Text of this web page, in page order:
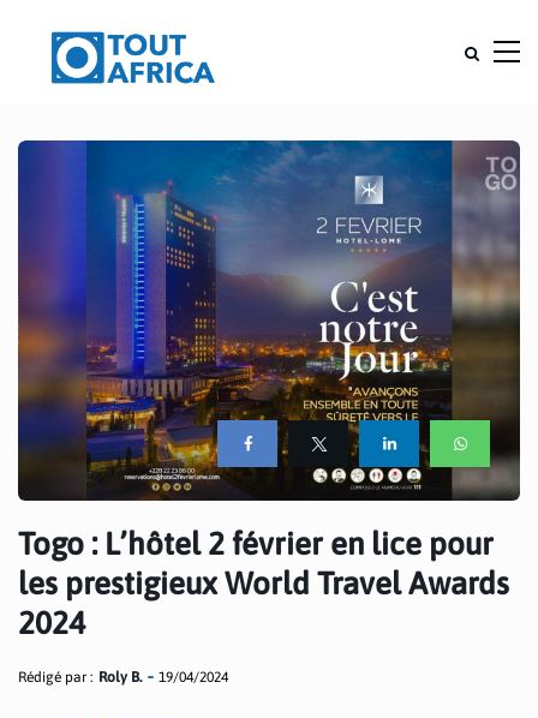
Togo : L’hôtel 2 février en lice pour
les prestigieux World Travel Awards
2024
Rédigé par : Roly B. 19/04/2024